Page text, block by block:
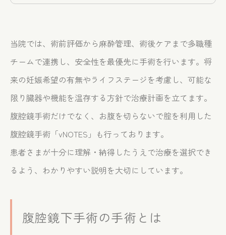
当院では、術前評価から麻酔管理、術後ケアまで多職種
チームで連携し、安全性を最優先に手術を行います。将
来の妊娠希望の有無やライフステージを考慮し、可能な
限り臓器や機能を温存する方針で治療計画を立てます。
腹腔鏡手術だけでなく、お腹を切らないで腟を利用した
腹腔鏡手術「vNOTES」も行っております。
患者さまが十分に理解・納得したうえで治療を選択でき
るよう、わかりやすい説明を大切にしています。
腹腔鏡下手術の手術とは